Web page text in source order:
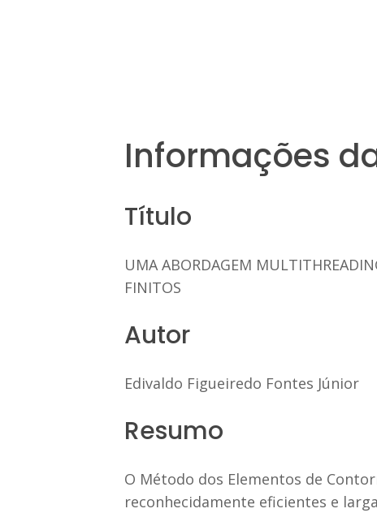
Informações
Título
UMA ABORDAGEM
FINITOS
Autor
Edivaldo Figueiredo Fontes Júnior
Resumo
O Método dos Elementos de
reconhecidamente eficientes e